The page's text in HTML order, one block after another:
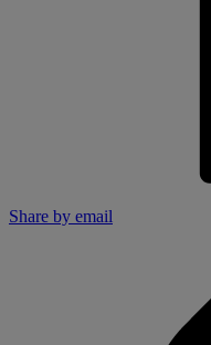
Share by email